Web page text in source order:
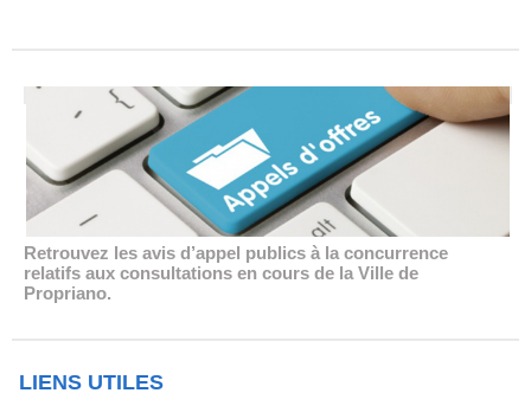
Retrouvez les avis d’appel publics à la concurrence
relatifs aux consultations en cours de la Ville de
Propriano.
LIENS UTILES